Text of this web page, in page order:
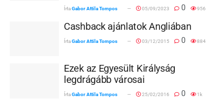
ÍrtaGabor Attila Tompos 05/09/2023 0 956
Cashback ajánlatok Angliában
ÍrtaGabor Attila Tompos 03/12/2015 0 884
Ezek az Egyesült Királyság
legdrágább városai
ÍrtaGabor Attila Tompos 25/02/2016 0 1k